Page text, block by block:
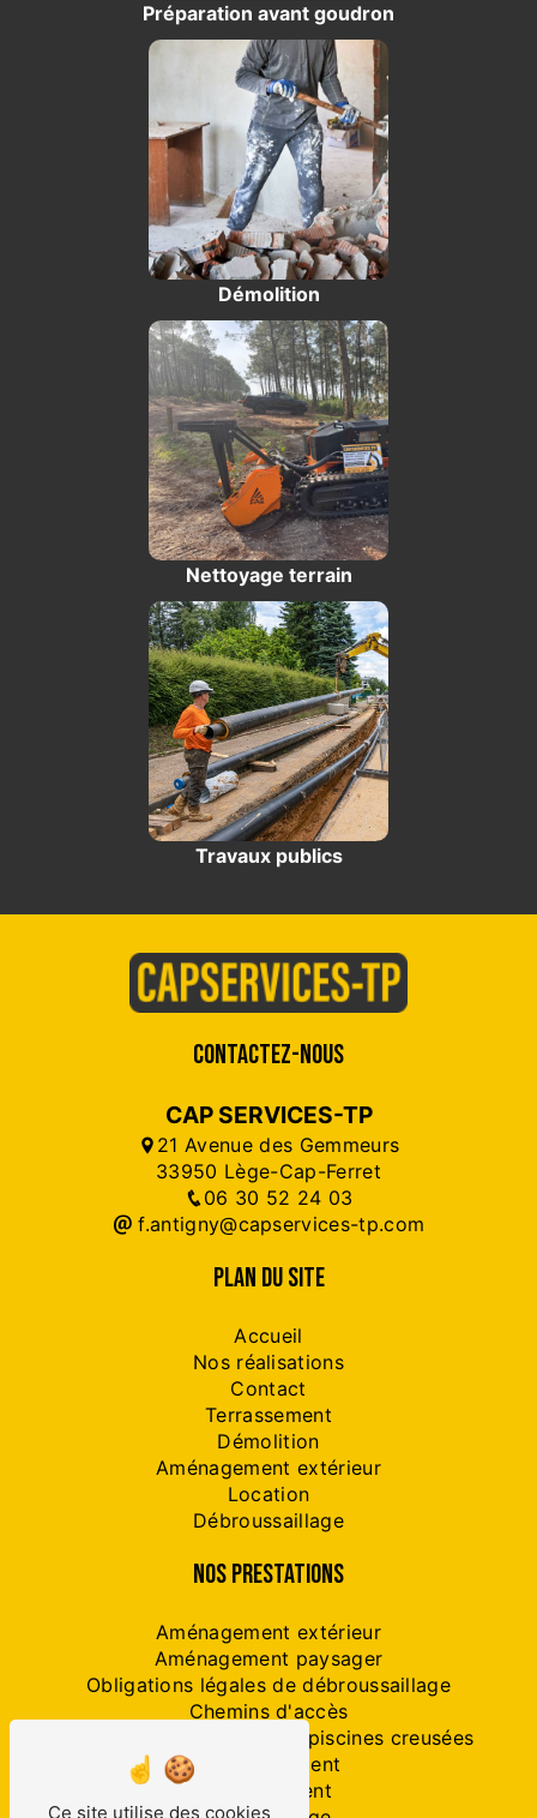
Préparation avant goudron
Démolition
Nettoyage terrain
Travaux publics
CONTACTEZ-NOUS
CAP SERVICES-TP
21 Avenue des Gemmeurs
33950 Lège-Cap-Ferret
06 30 52 24 03
f.antigny@capservices-tp.com
PLAN DU SITE
Accueil
Nos réalisations
Contact
Terrassement
Démolition
Aménagement extérieur
Location
Débroussaillage
NOS PRESTATIONS
Aménagement extérieur
Aménagement paysager
Obligations légales de débroussaillage
Chemins d'accès
Travaux préparatoires de piscines creusées
Assainissement
Terrassement
Ce site utilise des cookies